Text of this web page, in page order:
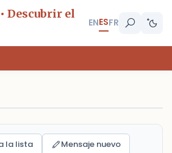
Descubrir el
ENESFR
la lista
Mensaje nuevo